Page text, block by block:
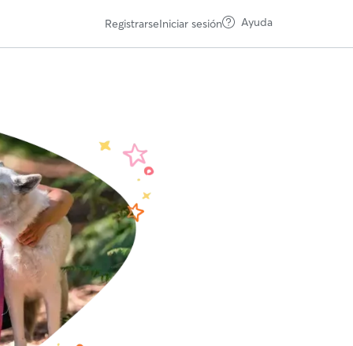
RegistrarseIniciar sesión Ayuda